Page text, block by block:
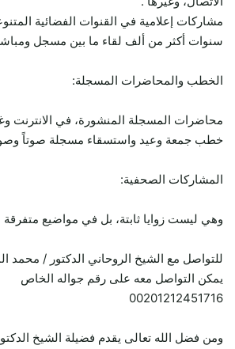
مشاركات إعلامية في القنوات الفضائية
سنوات أكثر من ألف لقاء ما بين مسجل
الخطب والمحاضرات المسجلة:
محاضرات المسجلة المنشورة، في الانترنت
خطب جمعة وعيد واستسقاء مسجلة صوتاً
المشاركات الصحفية:
وهي ليست زوايا ثابتة، بل في مواضيع متفرقة
للتواصل مع الشيخ الروحاني الدكتور / محمد
يمكن التواصل معه على رقم جواله الخاص
00201212451716
ومن فضل الله تعالى يقدم فضيلة الشيخ